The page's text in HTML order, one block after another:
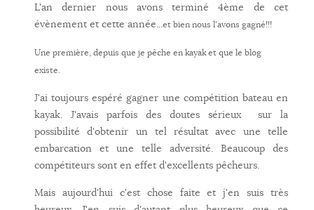
L'an dernier nous avons terminé 4ème de cet
évènement et cette année...et bien nous l'avons gagné!!!
Une première, depuis que je pêche en kayak et que le blog
existe.
J'ai toujours espéré gagner une compétition bateau en
kayak. J'avais parfois des doutes sérieux sur la
possibilité d'obtenir un tel résultat avec une telle
embarcation et une telle adversité. Beaucoup des
compétiteurs sont en effet d'excellents pêcheurs.
Mais aujourd'hui c'est chose faite et j'en suis très